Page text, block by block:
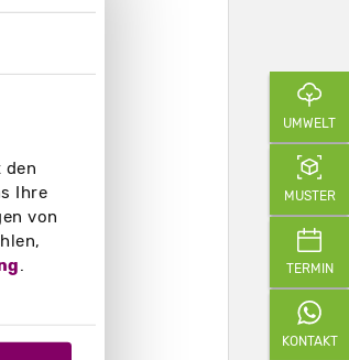
den
Ihre
von
.
UMWELT
MUSTER
TERMIN
KONTAKT